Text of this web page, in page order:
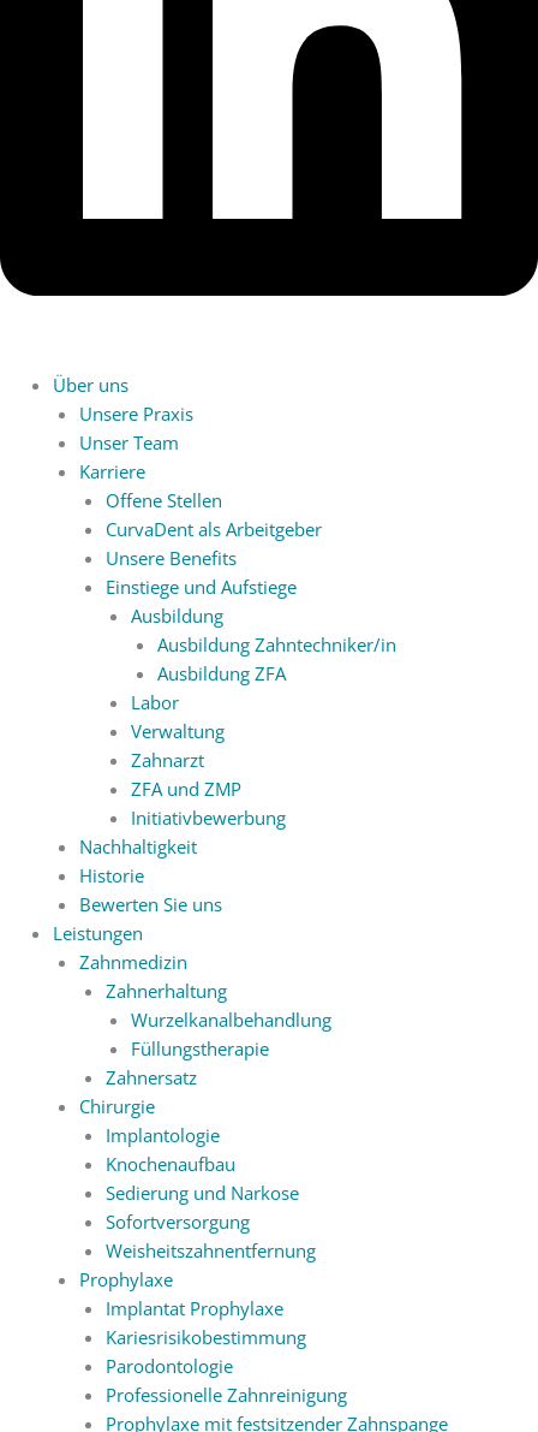
Über uns
Unsere Praxis
Unser Team
Karriere
Offene Stellen
CurvaDent als Arbeitgeber
Unsere Benefits
Einstiege und Aufstiege
Ausbildung
Ausbildung Zahntechniker/in
Ausbildung ZFA
Labor
Verwaltung
Zahnarzt
ZFA und ZMP
Initiativbewerbung
Nachhaltigkeit
Historie
Bewerten Sie uns
Leistungen
Zahnmedizin
Zahnerhaltung
Wurzelkanalbehandlung
Füllungstherapie
Zahnersatz
Chirurgie
Implantologie
Knochenaufbau
Sedierung und Narkose
Sofortversorgung
Weisheitszahnentfernung
Prophylaxe
Implantat Prophylaxe
Kariesrisikobestimmung
Parodontologie
Professionelle Zahnreinigung
Prophylaxe mit festsitzender Zahnspange